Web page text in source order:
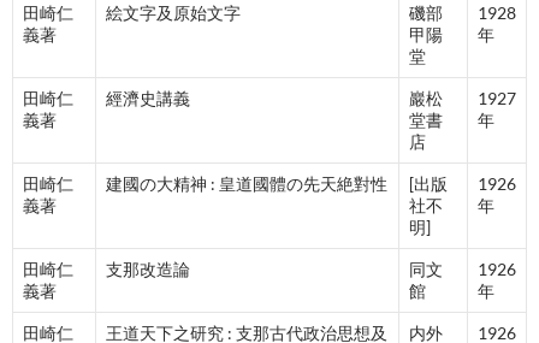
田崎仁
義著
絵文字及原始文字
磯部
甲陽
堂
1928
年
田崎仁
義著
經濟史講義
巖松
堂書
店
1927
年
田崎仁
義著
建國の大精神 : 皇道國體の先天絶對性
[出版
社不
明]
1926
年
田崎仁
義著
支那改造論
同文
館
1926
年
田崎仁
王道天下之研究 : 支那古代政治思想及
内外
1926